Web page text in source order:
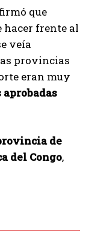
que
hacer frente al
veía
provincias
eran muy
aprobadas
de
del Congo,